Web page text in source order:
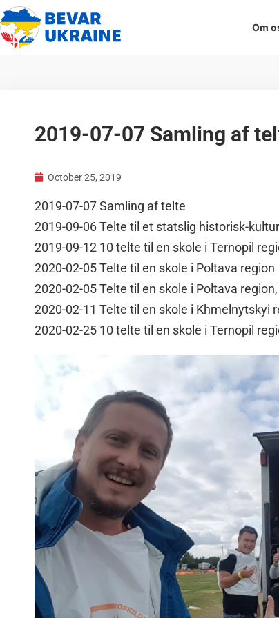
Om
2019-07-07 Samling af
October 25, 2019
2019-07-07 Samling af telte
2019-09-06 Telte til et statslig historisk-
2019-09-12 10 telte til en skole i Ternopil
2020-02-05 Telte til en skole i Poltava region
2020-02-05 Telte til en skole i Poltava
2020-02-11 Telte til en skole i Khmelnytskyi
2020-02-25 10 telte til en skole i Ternopil